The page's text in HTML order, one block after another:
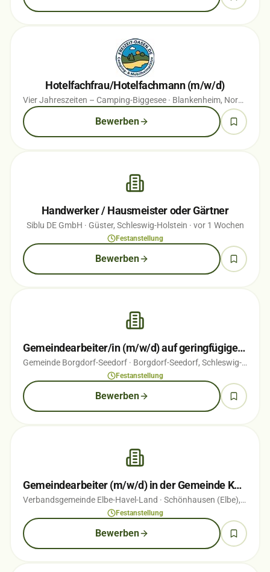
Hotelfachfrau/Hotelfachmann (m/w/d)
Vier Jahreszeiten – Camping-Biggesee · Blankenheim, Nordrhein-Westfalen
Bewerben
Handwerker / Hausmeister oder Gärtner
Siblu DE GmbH · Güster, Schleswig-Holstein · vor 1 Wochen
Festanstellung
Bewerben
Gemeindearbeiter/in (m/w/d) auf geringfügiger Basis
Gemeinde Borgdorf-Seedorf · Borgdorf-Seedorf, Schleswig-Holstein
Festanstellung
Bewerben
Gemeindearbeiter (m/w/d) in der Gemeinde Kamern
Verbandsgemeinde Elbe-Havel-Land · Schönhausen (Elbe), Sachsen-Anhalt
Festanstellung
Bewerben